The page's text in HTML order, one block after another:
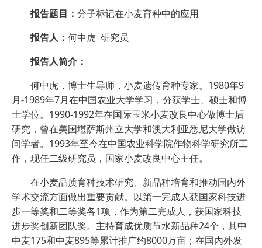
报告题目： 分子标记在小麦育种中的应用
报告人： 何中虎 研究员
报告人简介：
何中虎，博士生导师，小麦遗传育种专家。1980年9
月-1989年7月在中国农业大学学习，分获学士、硕士和博
士学位。1990-1992年在国际玉米小麦改良中心做博士后
研究，曾在美国堪萨斯州立大学和澳大利亚悉尼大学做访
问学者。1993年至今在中国农业科学院作物科学研究所工
作，现任二级研究员，国家小麦改良中心主任。
在小麦品质育种技术研究、新品种培育和推动国内外
学术交流方面做出重要贡献。以第一完成人获国家科技进
步一等奖和二等奖各1项，作为第二完成人，获国家科技
进步奖创新团队奖。主持育成优质节水新品种24个，其中
中麦175和中麦895等累计推广约8000万亩；在国内外发